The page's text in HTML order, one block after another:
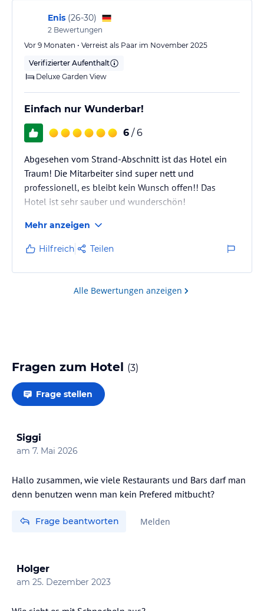
Weihnachten hier und würden es sofort…
Enis (26-30)
2 Bewertungen
Vor 9 Monaten • Verreist als Paar im November 2025
Verifizierter Aufenthalt
Deluxe Garden View
Einfach nur Wunderbar!
6 / 6
Abgesehen vom Strand-Abschnitt ist das Hotel ein
Traum! Die Mitarbeiter sind super nett und
professionell, es bleibt kein Wunsch offen!! Das
Hotel ist sehr sauber und wunderschön!
Mehr anzeigen
Hilfreich Teilen
Alle Bewertungen anzeigen
Fragen zum Hotel (3)
Frage stellen
Siggi
am 7. Mai 2026
Hallo zusammen, wie viele Restaurants und Bars darf man
denn benutzen wenn man kein Prefered mitbucht?
Frage beantworten Melden
Holger
am 25. Dezember 2023